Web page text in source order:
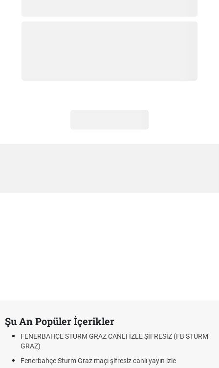
Şu An Popüler İçerikler
FENERBAHÇE STURM GRAZ CANLI İZLE ŞİFRESİZ (FB STURM
GRAZ)
Fenerbahçe Sturm Graz maçı şifresiz canlı yayın izle